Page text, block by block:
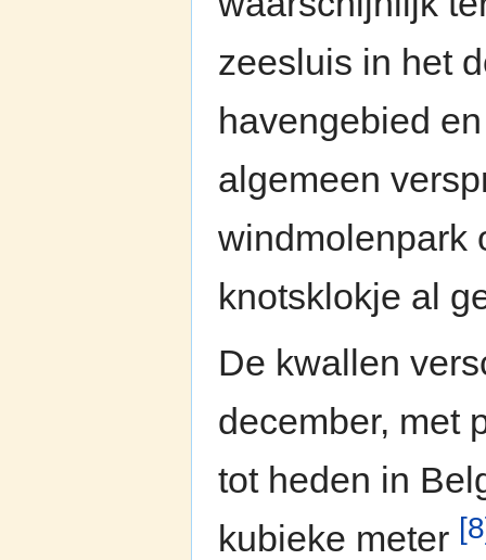
zeesluis in het
havengebied
algemeen
windmolenpark
knotsklokje al
De kwallen
december, met
tot heden in
kubieke meter